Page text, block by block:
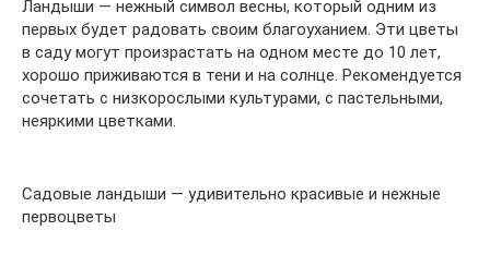
Ландыши — нежный символ весны, который одним из
первых будет радовать своим благоуханием. Эти цветы
в саду могут произрастать на одном месте до 10 лет,
хорошо приживаются в тени и на солнце. Рекомендуется
сочетать с низкорослыми культурами, с пастельными,
неяркими цветками.
Садовые ландыши — удивительно красивые и нежные
первоцветы